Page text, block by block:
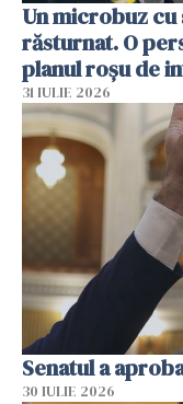
Un microbuz cu
răsturnat. O
planul roșu de
31 IULIE 2026
Senatul a
30 IULIE 2026